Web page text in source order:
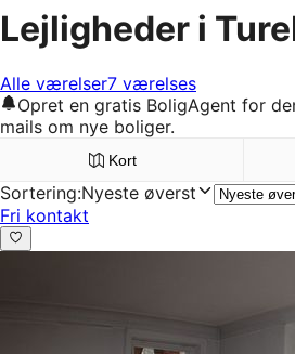
Lejligheder i
Alle værelser7 værelses
Opret en gratis BoligAgent for
mails om nye boliger.
Kort
Sortering:Nyeste øverst
Fri kontakt